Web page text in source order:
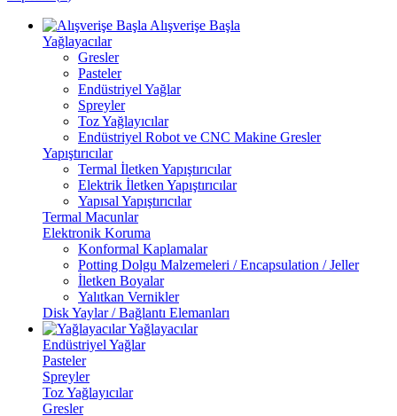
Alışverişe Başla
Yağlayacılar
Gresler
Pasteler
Endüstriyel Yağlar
Spreyler
Toz Yağlayıcılar
Endüstriyel Robot ve CNC Makine Gresler
Yapıştırıcılar
Termal İletken Yapıştırıcılar
Elektrik İletken Yapıştırıcılar
Yapısal Yapıştırıcılar
Termal Macunlar
Elektronik Koruma
Konformal Kaplamalar
Potting Dolgu Malzemeleri / Encapsulation / Jeller
İletken Boyalar
Yalıtkan Vernikler
Disk Yaylar / Bağlantı Elemanları
Yağlayacılar
Endüstriyel Yağlar
Pasteler
Spreyler
Toz Yağlayıcılar
Gresler